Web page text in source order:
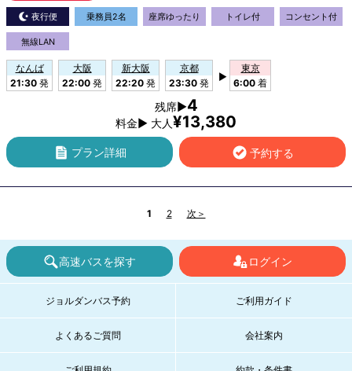
夜行便 乗務員2名 座席ゆったり トイレ付 コンセント付
無線LAN
なんば
21:30 発
大阪
22:00 発
新大阪
22:20 発
京都
23:30 発
▶
東京
6:00 着
残席▶4
料金▶ 大人¥13,380
プラン詳細 予約する
1 2 次＞
高速バスを探す ログイン
ジョルダンバス予約 ご利用ガイド
よくあるご質問 会社案内